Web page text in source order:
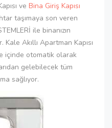
ve Bina Giriş Kapısı
taşımaya son veren
ile binanızın
Akıllı Apartman Kapısı
içinde otomatik olarak
gelebilecek tüm
sağlıyor.